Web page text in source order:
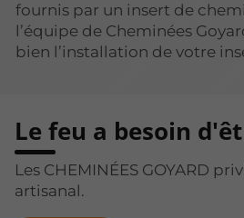
fournis par un insert de
l’équipe de Cheminées
bien l’installation de votre
Le feu a besoin
Les CHEMINÉES GOYARD
artisanal.